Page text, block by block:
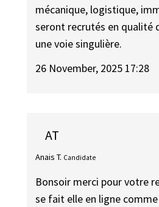
mécanique, logistique,
seront recrutés en qualité
une voie singulière.
26 November, 2025 17:28
AT
Anais T. Candidate
Bonsoir merci pour votre
se fait elle en ligne